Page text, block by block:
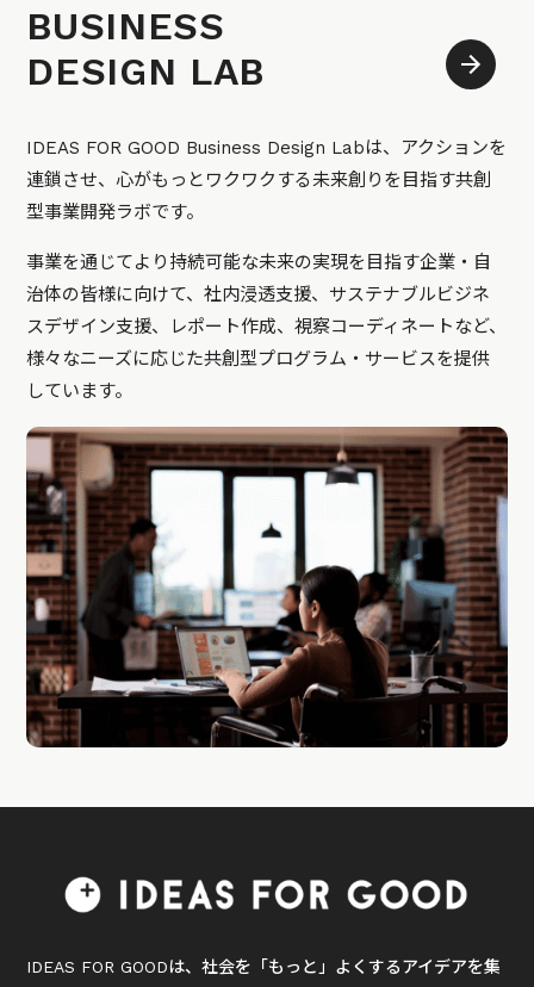
BUSINESS
DESIGN LAB
IDEAS FOR GOOD Business Design Labは、アクションを
連鎖させ、心がもっとワクワクする未来創りを目指す共創
型事業開発ラボです。
事業を通じてより持続可能な未来の実現を目指す企業・自
治体の皆様に向けて、社内浸透支援、サステナブルビジネ
スデザイン支援、レポート作成、視察コーディネートなど、
様々なニーズに応じた共創型プログラム・サービスを提供
しています。
IDEAS FOR GOODは、社会を「もっと」よくするアイデアを集